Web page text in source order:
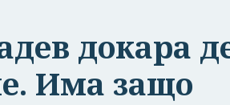
докара
Има защо